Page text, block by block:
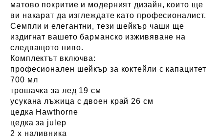
матово покритие и модерният дизайн, които ще
ви накарат да изглеждате като професионалист.
Семпли и елегантни, тези шейкър чаши ще
издигнат вашето барманско изживяване на
следващото ниво.
Комплектът включва:
професионален шейкър за коктейли с капацитет
700 мл
трошачка за лед 19 см
усукана лъжица с двоен край 26 см
цедка Hawthorne
цедка за julep
2 х наливника